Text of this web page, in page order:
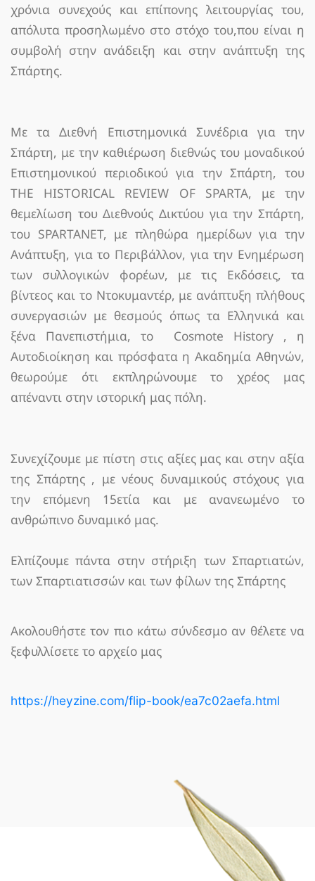
χρόνια συνεχούς και επίπονης λειτουργίας του,
απόλυτα προσηλωμένο στο στόχο του,που είναι η
συμβολή στην ανάδειξη και στην ανάπτυξη της
Σπάρτης.
Με τα Διεθνή Επιστημονικά Συνέδρια για την
Σπάρτη, με την καθιέρωση διεθνώς του μοναδικού
Επιστημονικού περιοδικού για την Σπάρτη, του
THE HISTORICAL REVIEW OF SPARTA, με την
θεμελίωση του Διεθνούς Δικτύου για την Σπάρτη,
του SPARTANET, με πληθώρα ημερίδων για την
Ανάπτυξη, για το Περιβάλλον, για την Ενημέρωση
των συλλογικών φορέων, με τις Εκδόσεις, τα
βίντεος και το Ντοκυμαντέρ, με ανάπτυξη πλήθους
συνεργασιών με θεσμούς όπως τα Ελληνικά και
ξένα Πανεπιστήμια, το Cosmote History , η
Αυτοδιοίκηση και πρόσφατα η Ακαδημία Αθηνών,
θεωρούμε ότι εκπληρώνουμε το χρέος μας
απέναντι στην ιστορική μας πόλη.
Συνεχίζουμε με πίστη στις αξίες μας και στην αξία
της Σπάρτης , με νέους δυναμικούς στόχους για
την επόμενη 15ετία και με ανανεωμένο το
ανθρώπινο δυναμικό μας.
Ελπίζουμε πάντα στην στήριξη των Σπαρτιατών,
των Σπαρτιατισσών και των φίλων της Σπάρτης
Ακολουθήστε τον πιο κάτω σύνδεσμο αν θέλετε να
ξεφυλλίσετε το αρχείο μας
https://heyzine.com/flip-book/ea7c02aefa.html